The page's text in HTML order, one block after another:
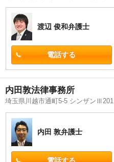
渡辺 俊和弁護士
電話する
内田敦法律事務所
埼玉県川越市通町5-5 シンザンⅢ201
内田 敦弁護士